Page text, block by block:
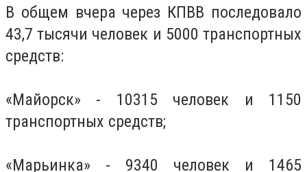
В общем вчера через КПВВ последовало
43,7 тысячи человек и 5000 транспортных
средств:
«Майорск» - 10315 человек и 1150
транспортных средств;
«Марьинка» - 9340 человек и 1465